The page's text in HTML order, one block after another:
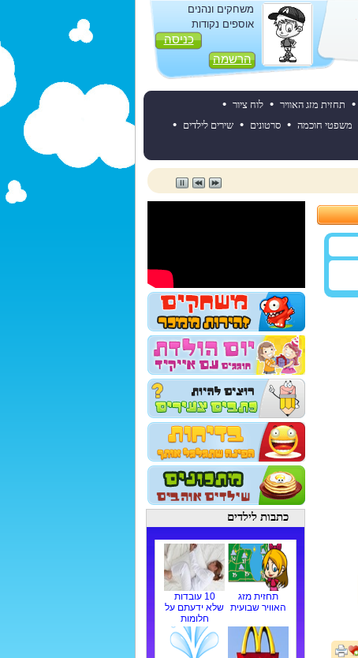
משחקים ונהנים
אוספים נקודות
כניסה
הרשמה
• תחזית מזג האוויר • לוח ציור •
משפטי חוכמה • סרטונים • שירים לילדים •
כתבות לילדים
תחזית מזג
האוויר שבועית
10 עובדות
שלא ידעתם על
חלומות